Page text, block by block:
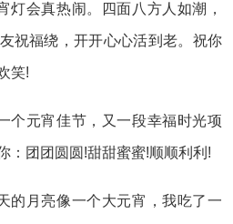
灯会真热闹。四面八方人如潮，
祝福绕，开开心心活到老。祝你
笑!
个元宵佳节，又一段幸福时光项
：团团圆圆!甜甜蜜蜜!顺顺利利!
的月亮像一个大元宵，我吃了一